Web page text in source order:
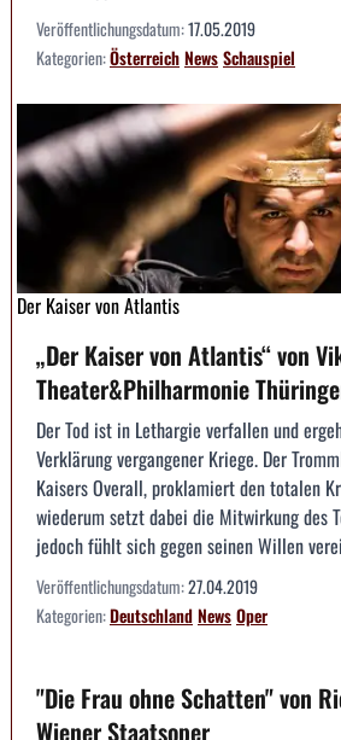
Veröffentlichungsdatum:17.05.2019
Kategorien:ÖsterreichNewsSchauspiel
Der Kaiser von Atlantis
„Der Kaiser von Atlantis“ von
Theater&Philharmonie
Der Tod ist in Lethargie verfallen und
Verklärung vergangener Kriege. Der
Kaisers Overall, proklamiert den totalen
wiederum setzt dabei die Mitwirkung des
jedoch fühlt sich gegen seinen Willen
Veröffentlichungsdatum:27.04.2019
Kategorien:DeutschlandNewsOper
"Die Frau ohne Schatten" von
Wiener Staatsoper